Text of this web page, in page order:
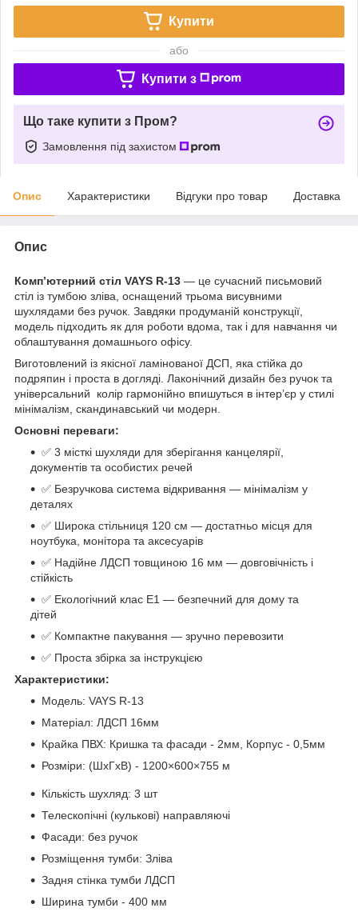
Купити
або
Купити з
Що таке купити з Пром?
Замовлення під захистом
Опис Характеристики Відгуки про товар Доставка
Опис
Комп’ютерний стіл VAYS R-13 — це сучасний письмовий
стіл із тумбою зліва, оснащений трьома висувними
шухлядами без ручок. Завдяки продуманій конструкції,
модель підходить як для роботи вдома, так і для навчання чи
облаштування домашнього офісу.
Виготовлений із якісної ламінованої ДСП, яка стійка до
подряпин і проста в догляді. Лаконічний дизайн без ручок та
універсальний колір гармонійно впишуться в інтер’єр у стилі
мінімалізм, скандинавський чи модерн.
Основні переваги:
✅ 3 місткі шухляди для зберігання канцелярії,
документів та особистих речей
✅ Безручкова система відкривання — мінімалізм у
деталях
✅ Широка стільниця 120 см — достатньо місця для
ноутбука, монітора та аксесуарів
✅ Надійне ЛДСП товщиною 16 мм — довговічність і
стійкість
✅ Екологічний клас Е1 — безпечний для дому та
дітей
✅ Компактне пакування — зручно перевозити
✅ Проста збірка за інструкцією
Характеристики:
Модель: VAYS R-13
Матеріал: ЛДСП 16мм
Крайка ПВХ: Кришка та фасади - 2мм, Корпус - 0,5мм
Розміри: (ШхГхВ) - 1200×600×755 м
Кількість шухляд: 3 шт
Телескопічні (кулькові) направляючі
Фасади: без ручок
Розміщення тумби: Зліва
Задня стінка тумби ЛДСП
Ширина тумби - 400 мм